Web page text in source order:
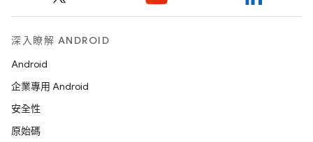
深入瞭解 ANDROID
Android
企業專用 Android
安全性
原始碼